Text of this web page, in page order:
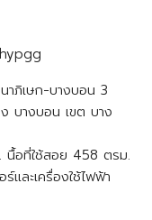
าภิเษก-บางบอน 3
บางบอน เขต บาง
นื้อที่ใช้สอย 458 ตรม.
ละเครื่องใช้ไฟฟ้า